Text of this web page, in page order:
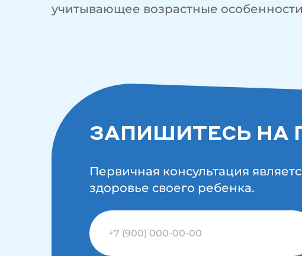
учитывающее возрастные
ЗАПИШИТЕСЬ НА
Первичная консультация
здоровье своего ребенка.